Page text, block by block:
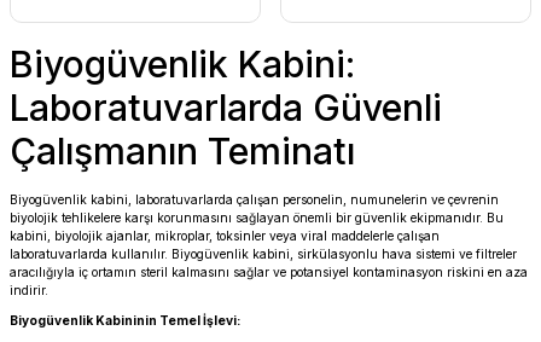
Biyogüvenlik Kabini:
Laboratuvarlarda Güvenli
Çalışmanın Teminatı
Biyogüvenlik kabini, laboratuvarlarda çalışan personelin, numunelerin ve çevrenin
biyolojik tehlikelere karşı korunmasını sağlayan önemli bir güvenlik ekipmanıdır. Bu
kabini, biyolojik ajanlar, mikroplar, toksinler veya viral maddelerle çalışan
laboratuvarlarda kullanılır. Biyogüvenlik kabini, sirkülasyonlu hava sistemi ve filtreler
aracılığıyla iç ortamın steril kalmasını sağlar ve potansiyel kontaminasyon riskini en aza
indirir.
Biyogüvenlik Kabininin Temel İşlevi: